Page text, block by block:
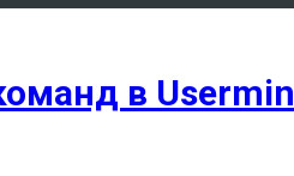
в Usermin